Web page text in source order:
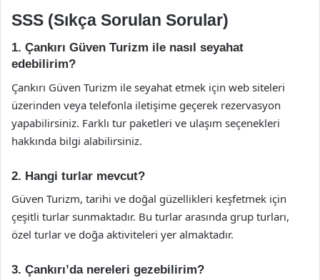
SSS (Sıkça Sorulan Sorular)
1. Çankırı Güven Turizm ile nasıl seyahat
edebilirim?
Çankırı Güven Turizm ile seyahat etmek için web siteleri
üzerinden veya telefonla iletişime geçerek rezervasyon
yapabilirsiniz. Farklı tur paketleri ve ulaşım seçenekleri
hakkında bilgi alabilirsiniz.
2. Hangi turlar mevcut?
Güven Turizm, tarihi ve doğal güzellikleri keşfetmek için
çeşitli turlar sunmaktadır. Bu turlar arasında grup turları,
özel turlar ve doğa aktiviteleri yer almaktadır.
3. Çankırı’da nereleri gezebilirim?